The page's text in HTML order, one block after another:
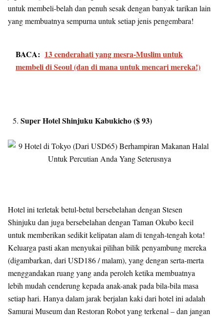
untuk membeli-belah dan penuh sesak dengan banyak tarikan lain
yang membuatnya sempurna untuk setiap jenis pengembara!
BACA: 13 cenderahati yang mesra-Muslim untuk
membeli di Seoul (dan di mana untuk mencari mereka!)
Super Hotel Shinjuku Kabukicho ($ 93)
Hotel ini terletak betul-betul bersebelahan dengan Stesen
Shinjuku dan juga bersebelahan dengan Taman Okubo kecil
untuk memberikan sedikit kelipatan alam di tengah-tengah kota!
Keluarga pasti akan menyukai pilihan bilik penyambung mereka
(digambarkan, dari USD186 / malam), yang dengan serta-merta
menggandakan ruang yang anda peroleh ketika membuatnya
lebih mudah cenderung kepada anak-anak pada bila-bila masa
setiap hari. Hanya dalam jarak berjalan kaki dari hotel ini adalah
Samurai Museum dan Restoran Robot yang terkenal – dan jangan